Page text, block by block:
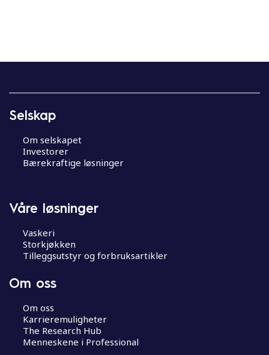
Selskap
Om selskapet
Investorer
Bærekraftige løsninger
Våre løsninger
Vaskeri
Storkjøkken
Tilleggsutstyr og forbruksartikler
Om oss
Om oss
Karrieremuligheter
The Research Hub
Menneskene i Professional